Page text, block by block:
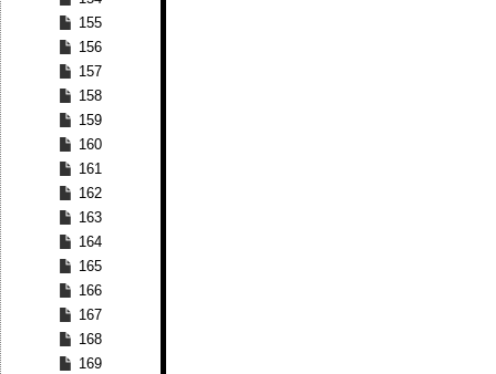
155
156
157
158
159
160
161
162
163
164
165
166
167
168
169